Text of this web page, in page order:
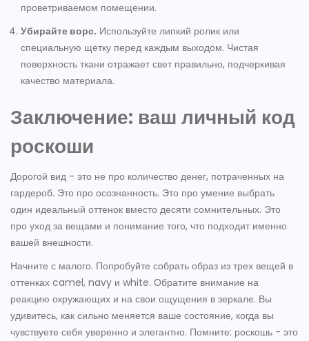
проветриваемом помещении.
Убирайте ворс. Используйте липкий ролик или
специальную щетку перед каждым выходом. Чистая
поверхность ткани отражает свет правильно, подчеркивая
качество материала.
Заключение: ваш личный код
роскоши
Дорогой вид - это не про количество денег, потраченных на
гардероб. Это про осознанность. Это про умение выбрать
один идеальный оттенок вместо десяти сомнительных. Это
про уход за вещами и понимание того, что подходит именно
вашей внешности.
Начните с малого. Попробуйте собрать образ из трех вещей в
оттенках camel, navy и white. Обратите внимание на
реакцию окружающих и на свои ощущения в зеркале. Вы
удивитесь, как сильно меняется ваше состояние, когда вы
чувствуете себя уверенно и элегантно. Помните: роскошь - это